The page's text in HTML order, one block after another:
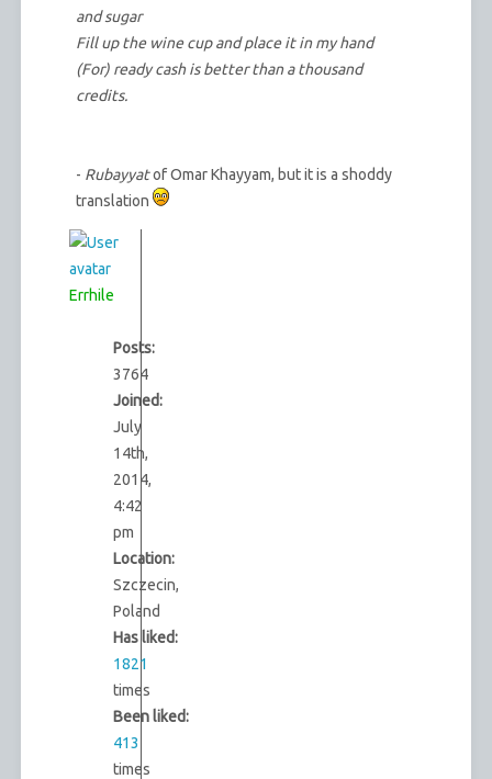
and sugar
Fill up the wine cup and place it in my hand
(For) ready cash is better than a thousand
credits.
- Rubayyatof Omar Khayyam, but it is a shoddy
translation
Errhile
Posts:
3764
Joined:
July
14th,
2014,
4:42
pm
Location:
Szczecin,
Poland
Has liked:
1821
times
Been liked:
413
times